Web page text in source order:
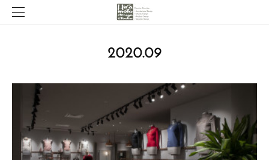
2020.09